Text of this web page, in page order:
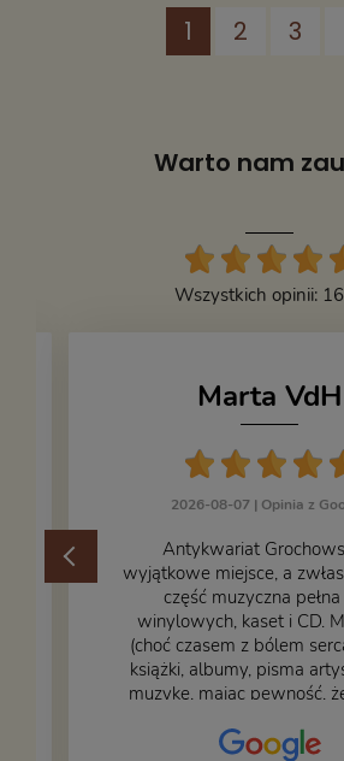
1 2 3
Warto nam
Wszystkich opinii:
Marta VdH
2026-08-07 | Opinia z
​Antykwariat
wyjątkowe miejsce, a
część muzyczna pełna
winylowych, kaset i CD.
(choć czasem z bólem
książki, albumy, pisma
muzykę, mając pewność,
– nasze książki w